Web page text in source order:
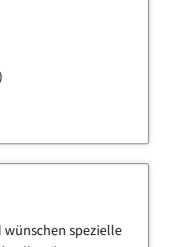
spezielle